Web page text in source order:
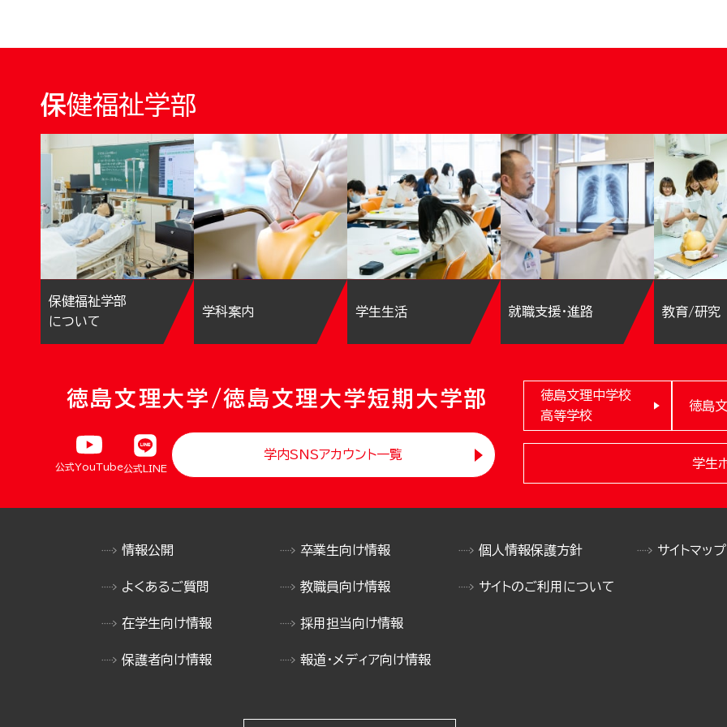
保健福祉学部
保健福祉学部
について
学科案内 学生生活 就職支援・進路 教育/研究
徳島文理大学/徳島文理大学短期大学部
公式YouTube公式LINE
学内SNSアカウント一覧
徳島文理中学校
高等学校
徳島
学生
情報公開
よくあるご質問
在学生向け情報
保護者向け情報
卒業生向け情報
教職員向け情報
採用担当向け情報
報道・メディア向け情報
個人情報保護方針
サイトのご利用について
サイトマップ